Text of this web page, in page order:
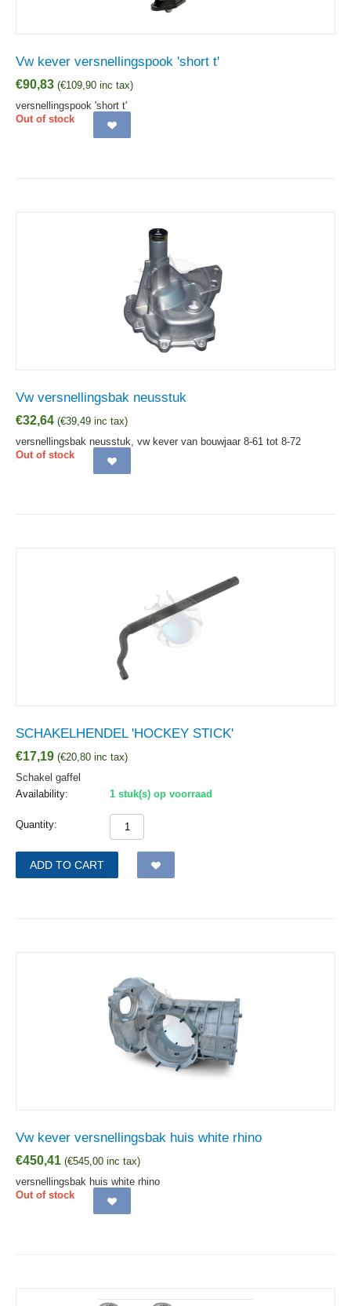
Vw kever versnellingspook 'short t'
€90,83 (€109,90 inc tax)
versnellingspook 'short t'
Out of stock
Vw versnellingsbak neusstuk
€32,64 (€39,49 inc tax)
versnellingsbak neusstuk, vw kever van bouwjaar 8-61 tot 8-72
Out of stock
SCHAKELHENDEL 'HOCKEY STICK'
€17,19 (€20,80 inc tax)
Schakel gaffel
Availability:
1 stuk(s) op voorraad
Quantity:
ADD TO CART
Vw kever versnellingsbak huis white rhino
€450,41 (€545,00 inc tax)
versnellingsbak huis white rhino
Out of stock